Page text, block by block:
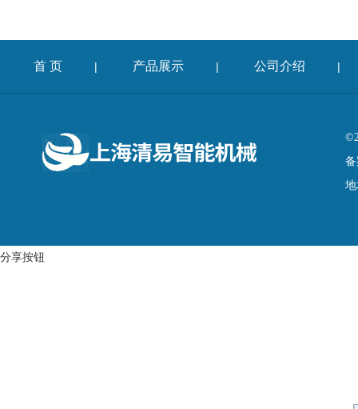
首 页 | 产品展示 | 公司介绍 |
备
分享按钮